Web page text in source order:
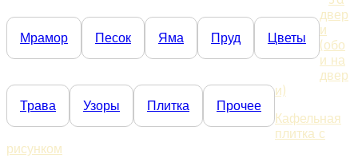
Мрамор Песок Яма Пруд Цветы
Трава Узоры Плитка Прочее
двер
и
(обо
и на
двер
и)
Кафельная
плитка с
рисунком